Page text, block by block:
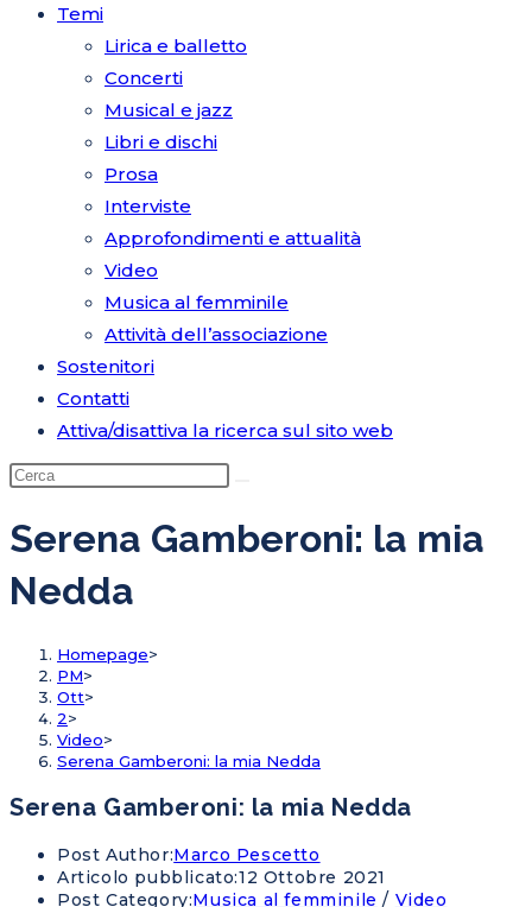
Temi
Lirica e balletto
Concerti
Musical e jazz
Libri e dischi
Prosa
Interviste
Approfondimenti e attualità
Video
Musica al femminile
Attività dell’associazione
Sostenitori
Contatti
Attiva/disattiva la ricerca sul sito web
Serena Gamberoni: la mia
Nedda
Homepage>
PM>
Ott>
2>
Video>
Serena Gamberoni: la mia Nedda
Serena Gamberoni: la mia Nedda
Post Author:Marco Pescetto
Articolo pubblicato:12 Ottobre 2021
Post Category:Musica al femminile / Video